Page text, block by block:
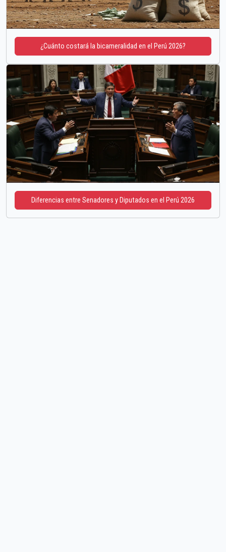
¿Cuánto costará la bicameralidad en el Perú 2026?
Diferencias entre Senadores y Diputados en el Perú 2026